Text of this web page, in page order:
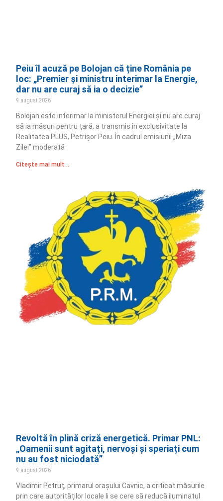
Peiu îl acuză pe Bolojan că ține România pe
loc: „Premier și ministru interimar la Energie,
dar nu are curaj să ia o decizie”
9 august 2026
Bolojan este interimar la ministerul Energiei și nu are curaj
să ia măsuri pentru țară, a transmis în exclusivitate la
Realitatea PLUS, Petrișor Peiu. În cadrul emisiunii „Miza
Zilei” moderată
Citește mai mult ..
Revoltă în plină criză energetică. Primar PNL:
„Oamenii sunt agitați, nervoși și speriați cum
nu au fost niciodată”
9 august 2026
Vladimir Petruț, primarul orașului Cavnic, a criticat măsurile
prin care autorităților locale li se cere să reducă iluminatul